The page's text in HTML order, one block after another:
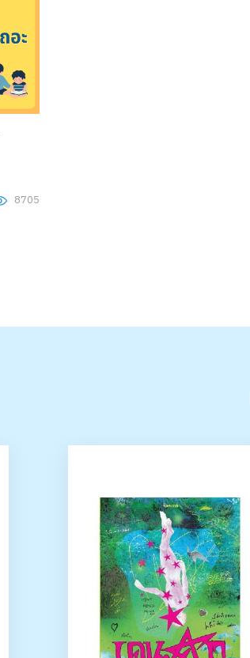
8705